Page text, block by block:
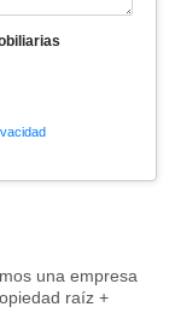
una empresa
raíz +